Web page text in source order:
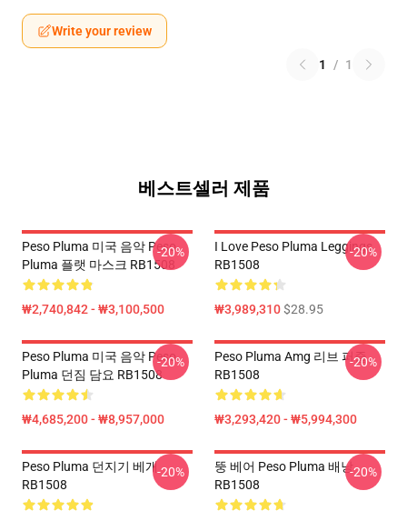
Write your review
1 / 1
베스트셀러 제품
Peso Pluma 미국 음악 Peso
Pluma 플랫 마스크 RB1508
₩2,740,842 - ₩3,100,500
-20%
I Love Peso Pluma Leggings
RB1508
₩3,989,310$28.95
-20%
Peso Pluma 미국 음악 Peso
Pluma 던짐 담요 RB1508
₩4,685,200 - ₩8,957,000
-20%
Peso Pluma Amg 리브 퍼즐
RB1508
₩3,293,420 - ₩5,994,300
-20%
Peso Pluma 던지기 베개
RB1508
-20%
뚱 베어 Peso Pluma 배낭
RB1508
-20%